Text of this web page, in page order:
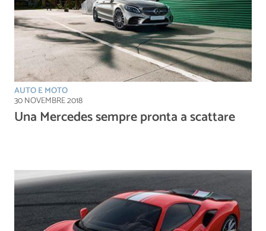
AUTO E MOTO
30 NOVEMBRE 2018
Una Mercedes sempre pronta a scattare